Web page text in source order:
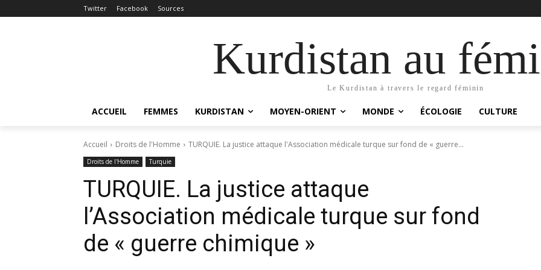
Twitter Facebook Sources
Kurdistan au
Le Kurdistan à travers le regard féminin
ACCUEIL FEMMES KURDISTAN MOYEN-ORIENT MONDE ÉCOLOGIE CULTURE
Accueil Droits de l'Homme TURQUIE. La justice attaque l'Association médicale turque sur fond de « guerre...
Droits de l'Homme Turquie
TURQUIE. La justice attaque
l’Association médicale turque sur fond
de « guerre chimique »